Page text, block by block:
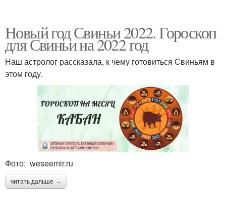
Новый год Свиньи 2022. Гороскоп
для Свиньи на 2022 год
Наш астролог рассказала, к чему готовиться Свиньям в
этом году.
Фото: weseemir.ru
читать дальше →